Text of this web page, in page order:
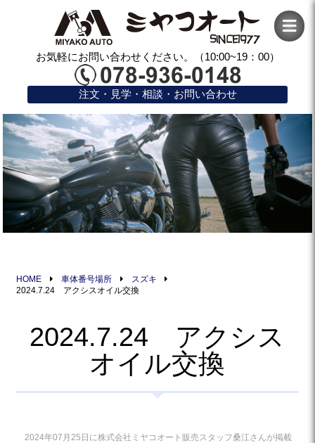
お気軽にお問い合わせください。（10:00~19：00）
注文・見学・相談・お問い合わせ
HOME 車体番号場所
スズキ
2024.7.24 アクシスオイル交換
2024.7.24 アクシス
オイル交換
2024年07月25日に株式会社ミヤコオート販売スタッフ桑江さんが掲載